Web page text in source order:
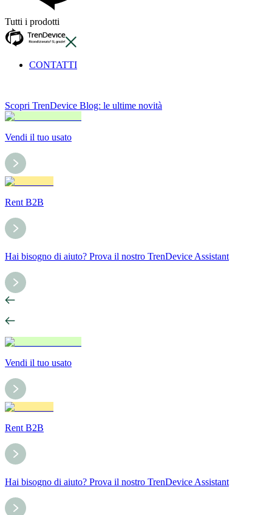
Tutti i prodotti
CONTATTI
Scopri TrenDevice Blog: le ultime novità
Vendi il tuo usato
Rent B2B
Hai bisogno di aiuto? Prova il nostro TrenDevice Assistant
Vendi il tuo usato
Rent B2B
Hai bisogno di aiuto? Prova il nostro TrenDevice Assistant